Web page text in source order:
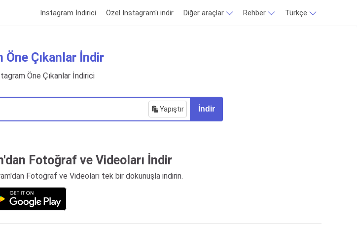
Instagram İndirici Özel Instagram'ı indir Diğer araçlar Rehber Türkçe
Öne Çıkanlar İndir
Öne Çıkanlar İndirici
Yapıştır İndir
Fotoğraf ve Videoları İndir
Fotoğraf ve Videoları tek bir dokunuşla indirin.